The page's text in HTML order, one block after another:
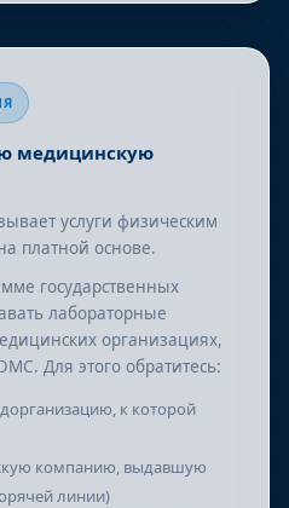
медицинскую
услуги физическим
платной основе.
государственных
лабораторные
организациях,
Для этого обратитесь:
к которой
компанию, выдавшую
линии)